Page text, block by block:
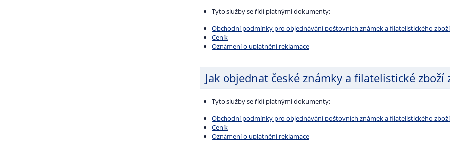
Tyto služby se řídí platnými dokumenty:
Obchodní podmínky pro objednávání poštovních známek a filatelistického zboží
Ceník
Oznámení o uplatnění reklamace
Jak objednat české známky a filatelistické zboží
Tyto služby se řídí platnými dokumenty:
Obchodní podmínky pro objednávání poštovních známek a filatelistického zboží
Ceník
Oznámení o uplatnění reklamace